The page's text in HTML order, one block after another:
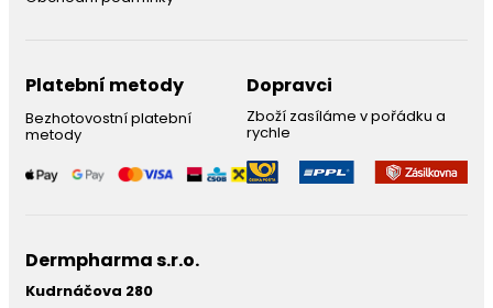
Platební metody
Bezhotovostní platební
metody
Dopravci
Zboží zasíláme v pořádku a
rychle
Dermpharma s.r.o.
Kudrnáčova 280